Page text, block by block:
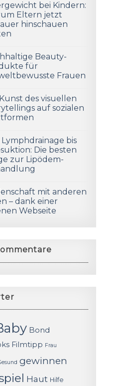
bei Kindern:
Eltern jetzt
hinschauen
Beauty-
für
Frauen
des visuellen
auf sozialen
Lymphdrainage bis
Die besten
zur Lipödem-
mit anderen
– dank einer
Webseite
Bond
Filmtipp Frau
gewinnen
Haut Hilfe